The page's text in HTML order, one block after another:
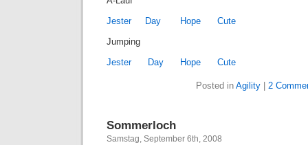
Jester
Day Hope
Cute
Jumping
Jester
Day Hope Cute
Posted in Agility 2
Sommerloch
Samstag, September 6th, 2008